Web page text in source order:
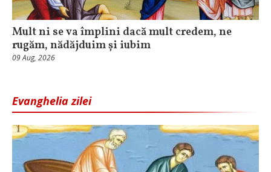
Mult ni se va împlini dacă mult credem, ne
rugăm, nădăjduim și iubim
09 Aug, 2026
Evanghelia zilei